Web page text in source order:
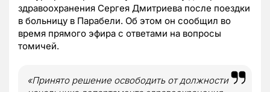
здравоохранения Сергея Дмитриева после поездки
в больницу в Парабели. Об этом он сообщил во
время прямого эфира с ответами на вопросы
томичей.
«Принято решение освободить от должности